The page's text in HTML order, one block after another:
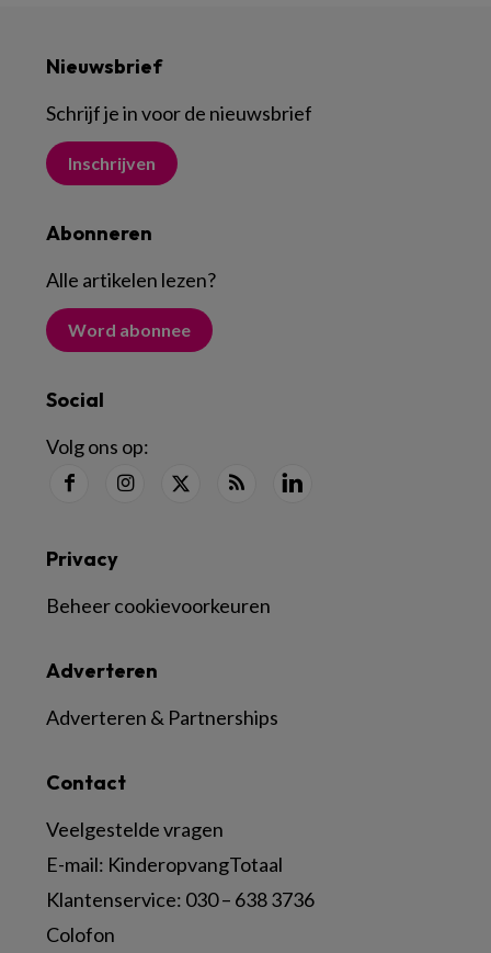
Nieuwsbrief
Schrijf je in voor de nieuwsbrief
Inschrijven
Abonneren
Alle artikelen lezen?
Word abonnee
Social
Volg ons op:
Contact
Veelgestelde vragen
E-mail: KinderopvangTotaal
Klantenservice: 030 – 638 3736
Colofon
Adverteren
Adverteren & Partnerships
Privacy
Beheer cookievoorkeuren